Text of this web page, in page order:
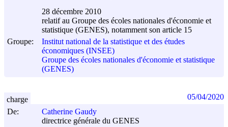
28 décembre 2010
relatif au Groupe des écoles nationales d'économie et
statistique (GENES), notamment son article 15
Groupe:
Institut national de la statistique et des études
économiques (INSEE)
Groupe des écoles nationales d'économie et statistique
(GENES)
De:
Catherine Gaudy
directrice générale du GENES
charge 05/04/2020